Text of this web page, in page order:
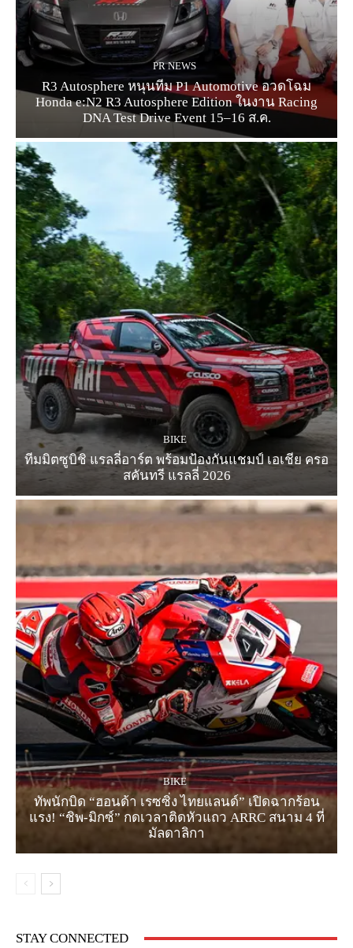
PR NEWS
R3 Autosphere หนุนทีม P1 Automotive อวดโฉม
Honda e:N2 R3 Autosphere Edition ในงาน Racing
DNA Test Drive Event 15–16 ส.ค.
BIKE
ทีมมิตซูบิชิ แรลลี่อาร์ต พร้อมป้องกันแชมป์ เอเชีย ครอ
สคันทรี แรลลี่ 2026
BIKE
ทัพนักบิด “ฮอนด้า เรซซิ่ง ไทยแลนด์” เปิดฉากร้อน
แรง! “ชิพ-มิกซ์” กดเวลาติดหัวแถว ARRC สนาม 4 ที่
มัลดาลิกา
STAY CONNECTED